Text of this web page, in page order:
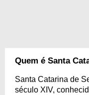
Quem é Santa
Santa Catarina de
século XIV,